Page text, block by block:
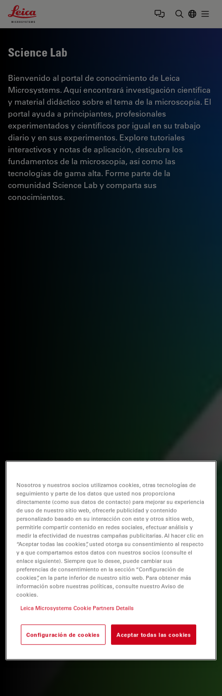
Leica Microsystems Logo
Science Lab
Bienvenido al portal de conocimiento de Leica
Microsystems. Aquí encontrará investigación científica
y material didáctico sobre el tema de la microscopía. El
portal ayuda a principiantes, profesionales
experimentados y científicos por igual en su trabajo
diario y en sus experimentos. Explore tutoriales
interactivos y notas de aplicación, descubra los
fundamentos de la microscopía, así como las
tecnologías de gama alta. Forme parte de la
comunidad Science Lab y comparta sus
conocimientos.
Nosotros y nuestros socios utilizamos cookies, otras tecnologías de
seguimiento y parte de los datos que usted nos proporciona
directamente (como sus datos de contacto) para mejorar su experiencia
de uso de nuestro sitio web, ofrecerle publicidad y contenido
personalizado basado en su interacción con este y otros sitios web,
permitirle compartir contenido en redes sociales, efectuar análisis y
medir la efectividad de nuestras campañas publicitarias. Al hacer clic en
“Aceptar todas las cookies”, usted otorga su consentimiento al respecto
y a que compartamos estos datos con nuestros socios (consulte el
enlace siguiente). Siempre que lo desee, puede cambiar sus
preferencias de consentimiento en la sección “Configuración de
cookies”, en la parte inferior de nuestro sitio web. Para obtener más
información sobre nuestras políticas, consulte nuestro Aviso de
cookies.
Leica Microsystems Cookie Partners Details
Configuración de cookies Aceptar todas las cookies